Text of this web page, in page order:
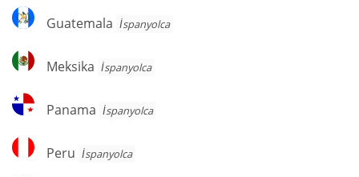
Guatemala
Guatemala İspanyolca
Meksika
Meksika İspanyolca
Panama
Panama İspanyolca
Peru
Peru İspanyolca